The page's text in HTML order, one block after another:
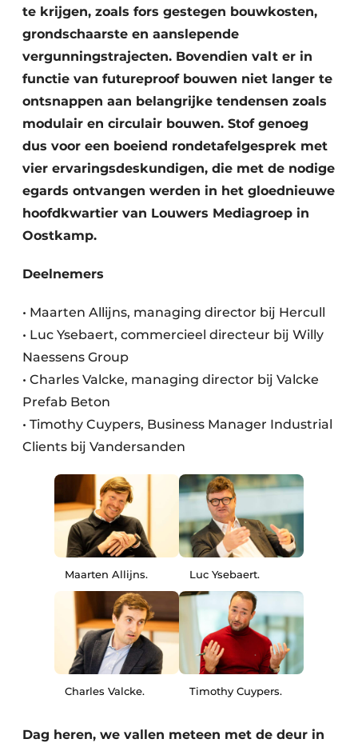
Dak & Gevel
Houtbouw
HVAC
Interieurarchitectuur
Keukens
Renovatie
Software
Toegangscontrole
Veiligheid & Opleiding
Zonwering
te krijgen, zoals fors gestegen bouwkosten,
grondschaarste en aanslepende
vergunningstrajecten. Bovendien valt er in
functie van futureproof bouwen niet langer te
ontsnappen aan belangrijke tendensen zoals
modulair en circulair bouwen. Stof genoeg
dus voor een boeiend rondetafelgesprek met
vier ervaringsdeskundigen, die met de nodige
egards ontvangen werden in het gloednieuwe
hoofdkwartier van Louwers Mediagroep in
Oostkamp.
Deelnemers
• Maarten Allijns, managing director bij Hercull
• Luc Ysebaert, commercieel directeur bij Willy
Naessens Group
• Charles Valcke, managing director bij Valcke
Prefab Beton
• Timothy Cuypers, Business Manager Industrial
Clients bij Vandersanden
Maarten Allijns. Luc Ysebaert.
Charles Valcke. Timothy Cuypers.
Dag heren, we vallen meteen met de deur in